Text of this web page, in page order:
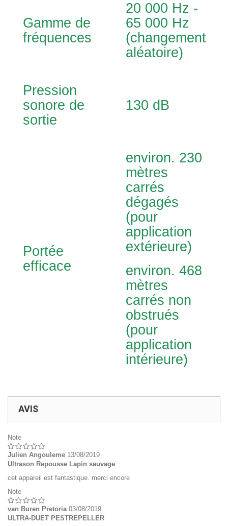
Gamme de
fréquences
20 000 Hz -
65 000 Hz
(changement
aléatoire)
Pression
sonore de
sortie
130 dB
Portée
efficace
environ. 230
mètres
carrés
dégagés
(pour
application
extérieure)
environ. 468
mètres
carrés non
obstrués
(pour
application
intérieure)
AVIS
Note
Julien Angouleme 13/08/2019
Ultrason Repousse Lapin sauvage
cet appareil est fantastique. merci encore
Note
van Buren Pretoria 03/08/2019
ULTRA-DUET PESTREPELLER